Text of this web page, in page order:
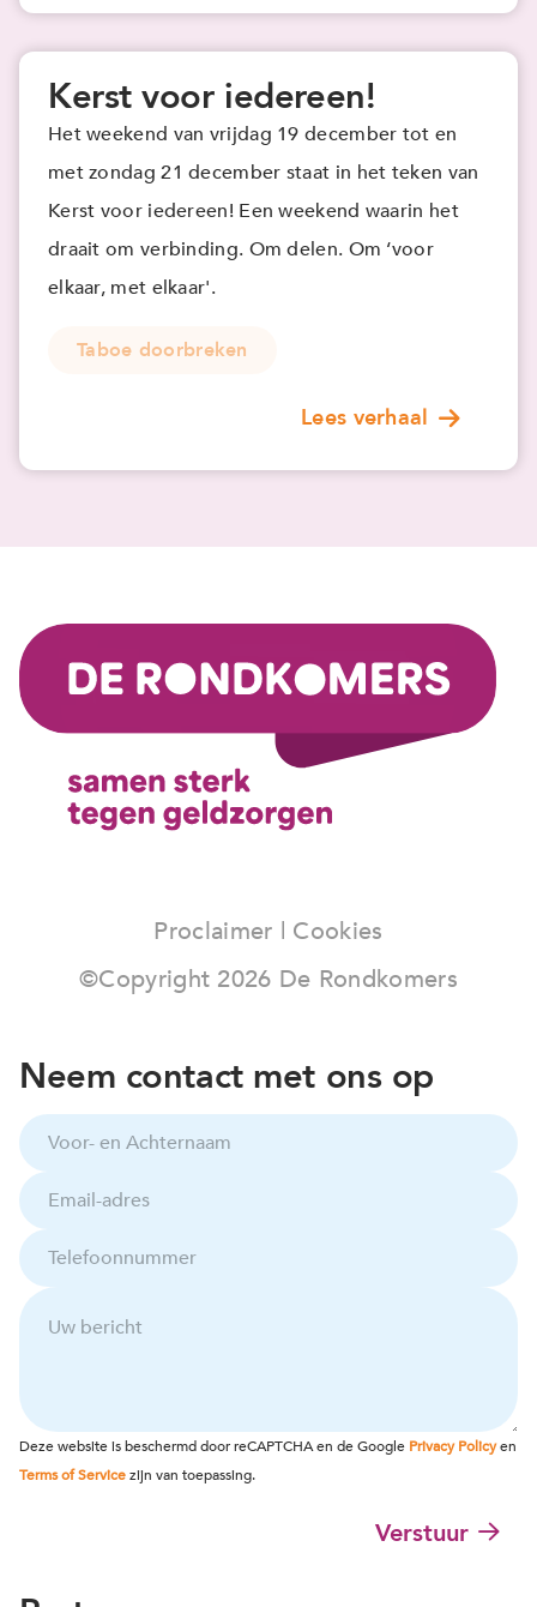
Kerst voor iedereen!
Het weekend van vrijdag 19 december tot en
met zondag 21 december staat in het teken van
Kerst voor iedereen! Een weekend waarin het
draait om verbinding. Om delen. Om ‘voor
elkaar, met elkaar'.
Taboe doorbreken
Lees verhaal
Proclaimer | Cookies
©Copyright 2026 De Rondkomers
Neem contact met ons op
V
o
o
r
-
e
n
A
c
r
n
a
a
m
E
m
a
i
l
a
s
T
e
e
n
n
u
m
U
w
i
h
t
Deze website is beschermd door reCAPTCHA en de Google Privacy Policyen
Terms of Servicezijn van toepassing.
Verstuur